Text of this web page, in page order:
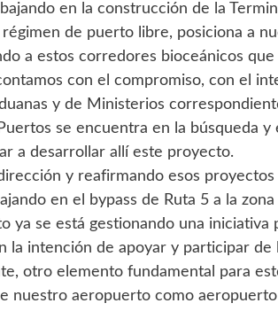
en la construcción de la
de puerto libre, posiciona a
a estos corredores bioceánicos
con el compromiso, con el
y de Ministerios
se encuentra en la búsqueda
a desarrollar allí este proyecto.
y reafirmando esos
en el bypass de Ruta 5 a la
ya se está gestionando una
la intención de apoyar y participar de
otro elemento fundamental para
nuestro aeropuerto como aeropuerto